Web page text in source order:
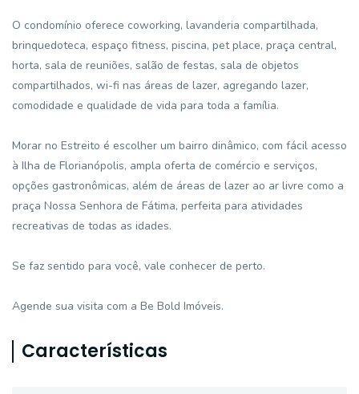
O condomínio oferece coworking, lavanderia compartilhada,
brinquedoteca, espaço fitness, piscina, pet place, praça central,
horta, sala de reuniões, salão de festas, sala de objetos
compartilhados, wi-fi nas áreas de lazer, agregando lazer,
comodidade e qualidade de vida para toda a família.
Morar no Estreito é escolher um bairro dinâmico, com fácil acesso
à Ilha de Florianópolis, ampla oferta de comércio e serviços,
opções gastronômicas, além de áreas de lazer ao ar livre como a
praça Nossa Senhora de Fátima, perfeita para atividades
recreativas de todas as idades.
Se faz sentido para você, vale conhecer de perto.
Agende sua visita com a Be Bold Imóveis.
Características